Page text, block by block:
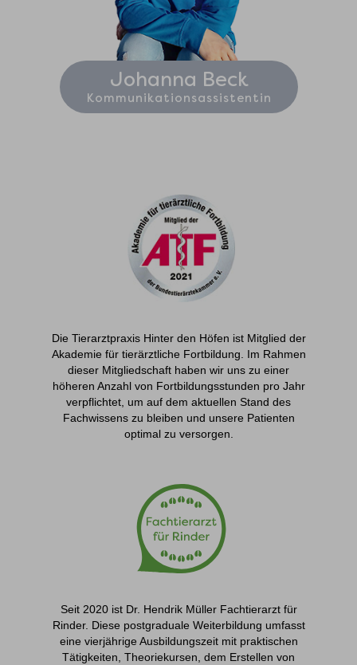
Johanna Beck
Kommunikationsassistentin
Die Tierarztpraxis Hinter den Höfen ist Mitglied der
Akademie für tierärztliche Fortbildung. Im Rahmen
dieser Mitgliedschaft haben wir uns zu einer
höheren Anzahl von Fortbildungsstunden pro Jahr
verpflichtet, um auf dem aktuellen Stand des
Fachwissens zu bleiben und unsere Patienten
optimal zu versorgen.
Seit 2020 ist Dr. Hendrik Müller Fachtierarzt für
Rinder. Diese postgraduale Weiterbildung umfasst
eine vierjährige Ausbildungszeit mit praktischen
Tätigkeiten, Theoriekursen, dem Erstellen von